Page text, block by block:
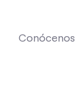
Conócenos